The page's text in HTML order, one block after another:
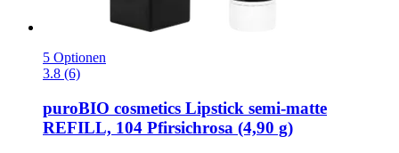
5 Optionen
3.8 (6)
puroBIO cosmetics Lipstick semi-​matte
REFILL, 104 Pfirsichrosa (4,90 g)